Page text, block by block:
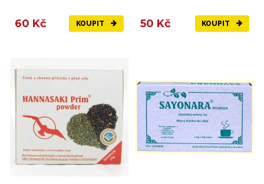
60 Kč KOUPIT 50 Kč KOUPIT